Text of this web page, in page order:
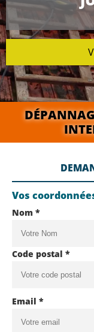
Vos
Nom *
Code postal *
Email *